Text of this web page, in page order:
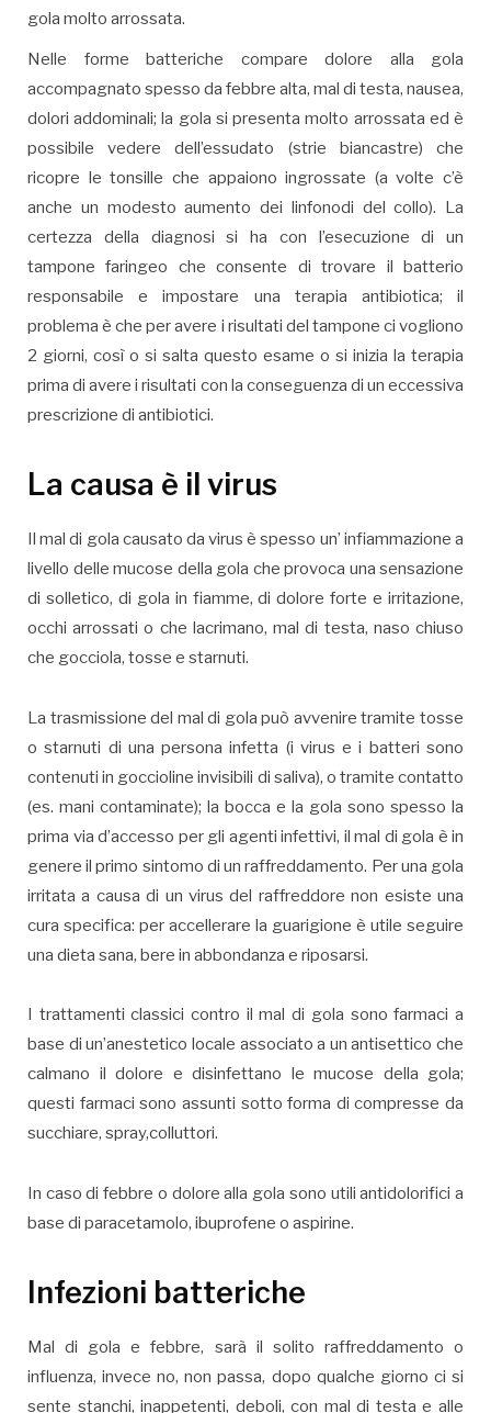
gola molto arrossata.
Nelle forme batteriche compare dolore alla gola
accompagnato spesso da febbre alta, mal di testa, nausea,
dolori addominali; la gola si presenta molto arrossata ed è
possibile vedere dell’essudato (strie biancastre) che
ricopre le tonsille che appaiono ingrossate (a volte c’è
anche un modesto aumento dei linfonodi del collo). La
certezza della diagnosi si ha con l’esecuzione di un
tampone faringeo che consente di trovare il batterio
responsabile e impostare una terapia antibiotica; il
problema è che per avere i risultati del tampone ci vogliono
2 giorni, così o si salta questo esame o si inizia la terapia
prima di avere i risultati con la conseguenza di un eccessiva
prescrizione di antibiotici.
La causa è il virus
Il mal di gola causato da virus è spesso un’ infiammazione a
livello delle mucose della gola che provoca una sensazione
di solletico, di gola in fiamme, di dolore forte e irritazione,
occhi arrossati o che lacrimano, mal di testa, naso chiuso
che gocciola, tosse e starnuti.
La trasmissione del mal di gola può avvenire tramite tosse
o starnuti di una persona infetta (i virus e i batteri sono
contenuti in goccioline invisibili di saliva), o tramite contatto
(es. mani contaminate); la bocca e la gola sono spesso la
prima via d’accesso per gli agenti infettivi, il mal di gola è in
genere il primo sintomo di un raffreddamento. Per una gola
irritata a causa di un virus del raffreddore non esiste una
cura specifica: per accellerare la guarigione è utile seguire
una dieta sana, bere in abbondanza e riposarsi.
I trattamenti classici contro il mal di gola sono farmaci a
base di un’anestetico locale associato a un antisettico che
calmano il dolore e disinfettano le mucose della gola;
questi farmaci sono assunti sotto forma di compresse da
succhiare, spray,colluttori.
In caso di febbre o dolore alla gola sono utili antidolorifici a
base di paracetamolo, ibuprofene o aspirine.
Infezioni batteriche
Mal di gola e febbre, sarà il solito raffreddamento o
influenza, invece no, non passa, dopo qualche giorno ci si
sente stanchi, inappetenti, deboli, con mal di testa e alle